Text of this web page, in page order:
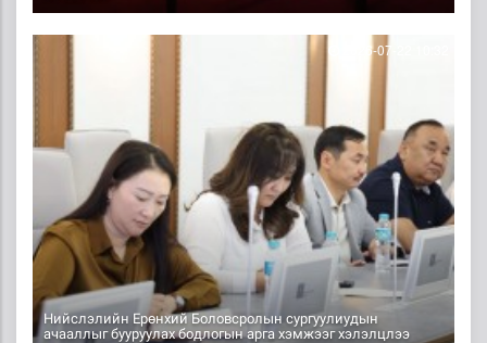
Нийслэлийн Ерөнхий Боловсролын сургуулиудын
ачааллыг бууруулах бодлогын арга хэмжээг хэлэлцлээ
2026-07-22 10:32